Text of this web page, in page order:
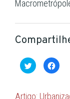
Clique
para
compartilhar
em
Clique
para
em
Artigo: